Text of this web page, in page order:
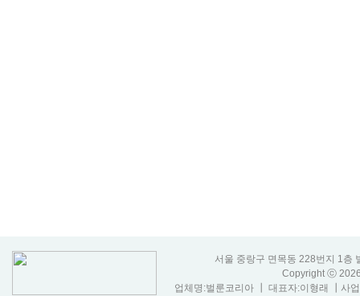
서울 중랑구 면목동 228번지 1층
Copyright ⓒ
업체명:벌룬코리아 ┃ 대표자:이형래 ┃사